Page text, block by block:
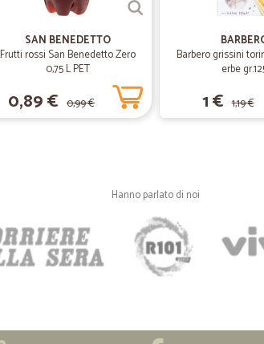
TUTTO
TUTTO
telefono per
SAN BENEDETTO
Frutti rossi San Benedetto Zero
0,75 L PET
0,89 € 0,99 €
Barbero grissini
erbe
1 € 1,19 €
Hanno parlato di noi